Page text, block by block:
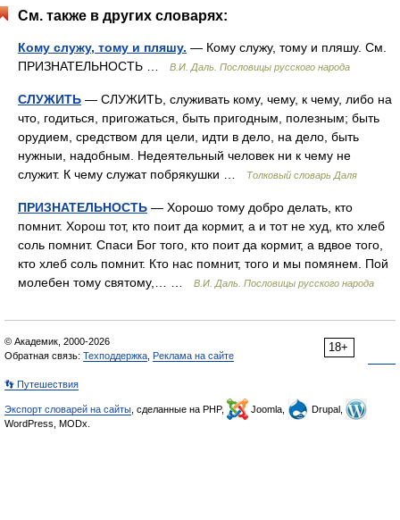
См. также в других словарях:
Кому служу, тому и пляшу. — Кому служу, тому и пляшу. См.
ПРИЗНАТЕЛЬНОСТЬ …
В.И. Даль. Пословицы русского народа
СЛУЖИТЬ — СЛУЖИТЬ, служивать кому, чему, к чему, либо на
что, годиться, пригожаться, быть пригодным, полезным; быть
орудием, средством для цели, идти в дело, на дело, быть
нужныи, надобным. Недеятельный человек ни к чему не
служит. К чему служат побрякушки …
Толковый словарь Даля
ПРИЗНАТЕЛЬНОСТЬ — Хорошо тому добро делать, кто
помнит. Хорош тот, кто поит да кормит, а и тот не худ, кто хлеб
соль помнит. Спаси Бог того, кто поит да кормит, а вдвое того,
кто хлеб соль помнит. Кто нас помнит, того и мы помянем. Пой
молебен тому святому,… …
В.И. Даль. Пословицы русского народа
18+
© Академик, 2000-2026
Обратная связь: Техподдержка Реклама на сайте
👣 Путешествия
Экспорт словарей на сайты , сделанные на PHP, Joomla,
Drupal,
WordPress, MODx.